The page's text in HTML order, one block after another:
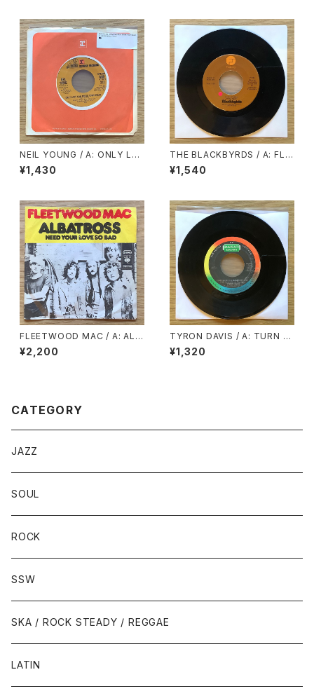
NEIL YOUNG / A: ONLY LO
VE CAN BREAK YOUR HEAR
T / B: BIRDS
¥1,430
THE BLACKBYRDS / A: FLYI
N’ HIGH / B: ALL I ASK
¥1,540
FLEETWOOD MAC / A: ALB
ATROSS / B: NEED YOUR L
OVE SO BAD
¥2,200
TYRON DAVIS / A: TURN B
ACK THE HANDS OF TIME /
B: I KEEP COMING BACK
¥1,320
CATEGORY
JAZZ
SOUL
ROCK
SSW
SKA / ROCK STEADY / REGGAE
LATIN